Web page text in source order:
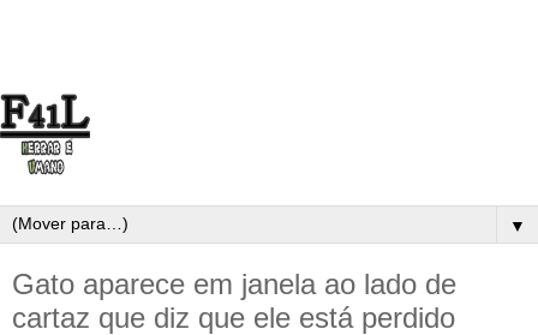
▼
Gato aparece em janela ao lado de
cartaz que diz que ele está perdido